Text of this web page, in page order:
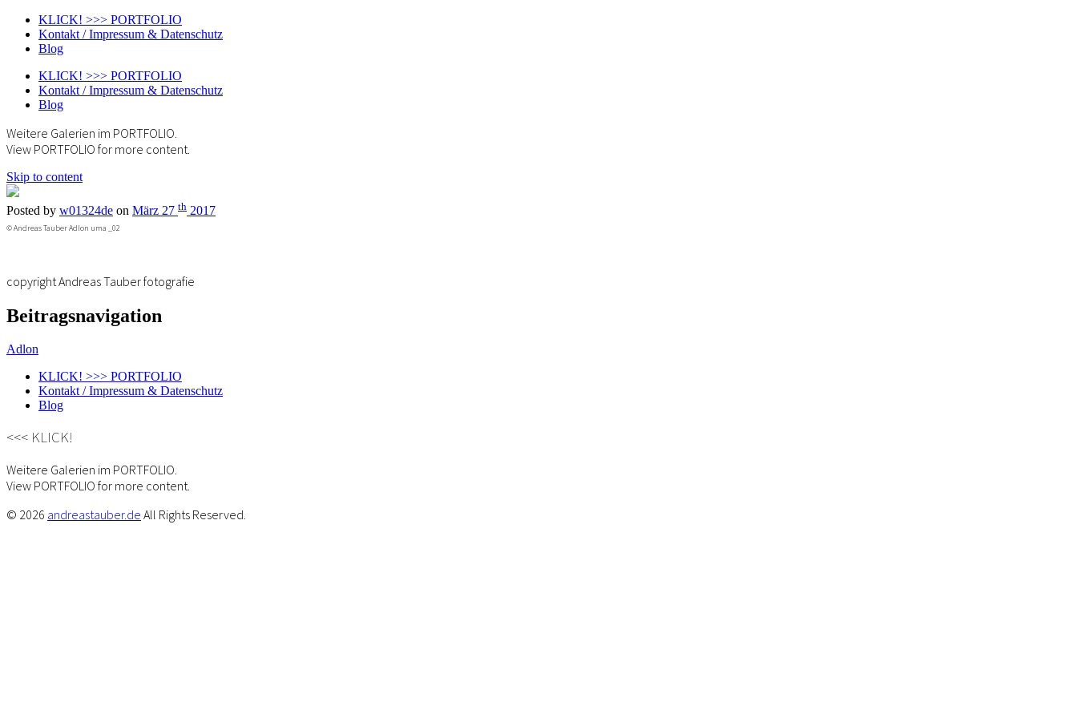
KLICK! >>> PORTFOLIO
Kontakt / Impressum & Datenschutz
Blog
KLICK! >>> PORTFOLIO
Kontakt / Impressum & Datenschutz
Blog
Weitere Galerien im PORTFOLIO.
View PORTFOLIO for more content.
Skip to content
Posted by w01324de on März 27 th 2017
© Andreas Tauber Adlon uma _02
copyright Andreas Tauber fotografie
Beitragsnavigation
Adlon
KLICK! >>> PORTFOLIO
Kontakt / Impressum & Datenschutz
Blog
<<< KLICK!
Weitere Galerien im PORTFOLIO.
View PORTFOLIO for more content.
© 2026 andreastauber.de All Rights Reserved.